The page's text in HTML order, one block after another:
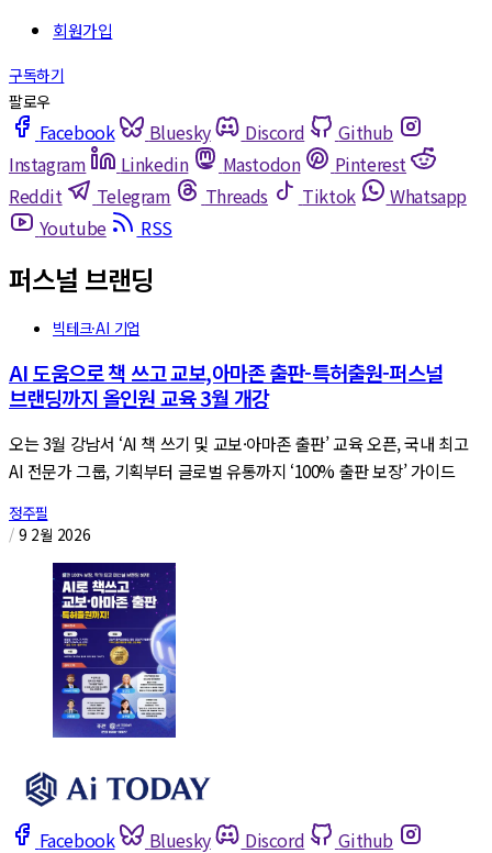
Facebook Bluesky Discord
Github
Instagram
Linkedin Mastodon
Pinterest
Reddit
Telegram Threads Tiktok
Whatsapp
Youtube
RSS
퍼스널 브랜딩
빅테크·AI 기업
AI 도움으로 책 쓰고 교보,아마존 출판-특허출원-퍼스널
브랜딩까지 올인원 교육 3월 개강
오는 3월 강남서 ‘AI 책 쓰기 및 교보·아마존 출판’ 교육 오픈, 국내 최고
AI 전문가 그룹, 기획부터 글로벌 유통까지 ‘100% 출판 보장’ 가이드
정주필
/ 9 2월 2026
Facebook Bluesky Discord Github